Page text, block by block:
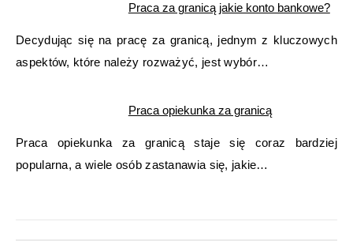
Praca za granicą jakie konto bankowe?
Decydując się na pracę za granicą, jednym z kluczowych
aspektów, które należy rozważyć, jest wybór…
Praca opiekunka za granicą
Praca opiekunka za granicą staje się coraz bardziej
popularna, a wiele osób zastanawia się, jakie…